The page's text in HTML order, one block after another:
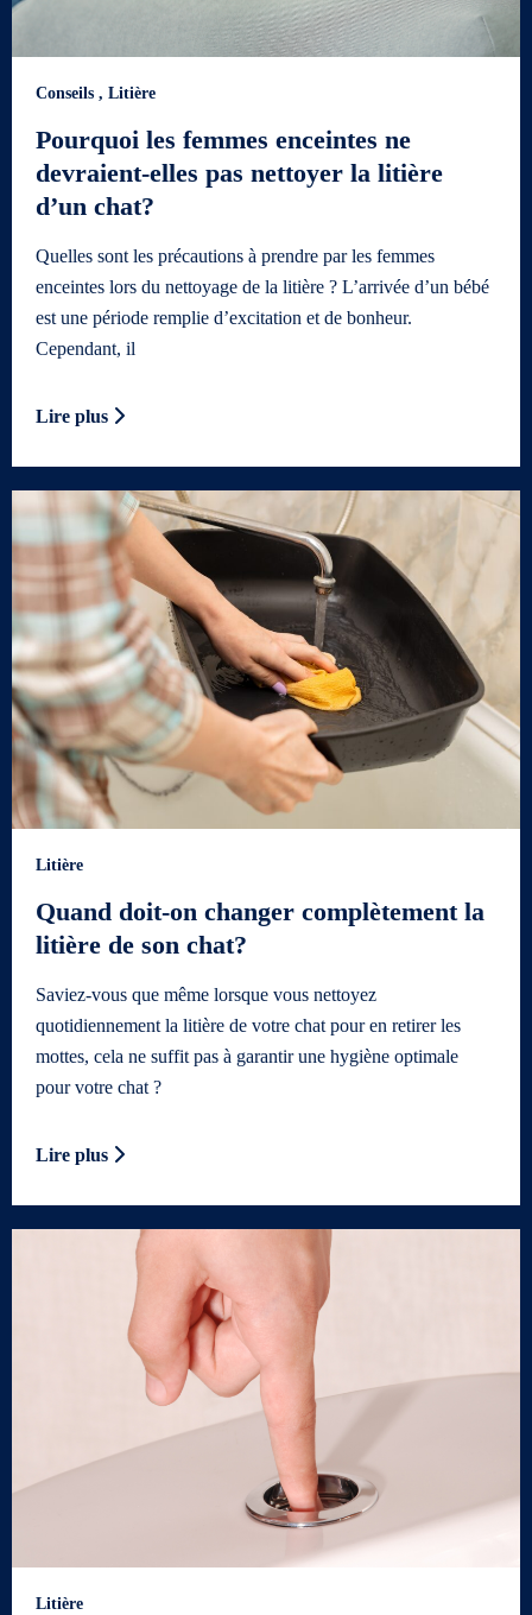
Conseils , Litière
Pourquoi les femmes enceintes ne
devraient-elles pas nettoyer la litière
d’un chat?
Quelles sont les précautions à prendre par les femmes
enceintes lors du nettoyage de la litière ? L’arrivée d’un bébé
est une période remplie d’excitation et de bonheur.
Cependant, il
Lire plus
Litière
Quand doit-on changer complètement la
litière de son chat?
Saviez-vous que même lorsque vous nettoyez
quotidiennement la litière de votre chat pour en retirer les
mottes, cela ne suffit pas à garantir une hygiène optimale
pour votre chat ?
Lire plus
Litière